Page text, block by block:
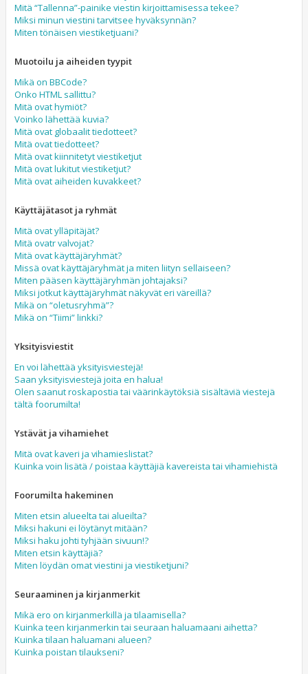
Mitä “Tallenna”-painike viestin kirjoittamisessa tekee?
Miksi minun viestini tarvitsee hyväksynnän?
Miten tönäisen viestiketjuani?
Muotoilu ja aiheiden tyypit
Mikä on BBCode?
Onko HTML sallittu?
Mitä ovat hymiöt?
Voinko lähettää kuvia?
Mitä ovat globaalit tiedotteet?
Mitä ovat tiedotteet?
Mitä ovat kiinnitetyt viestiketjut
Mitä ovat lukitut viestiketjut?
Mitä ovat aiheiden kuvakkeet?
Käyttäjätasot ja ryhmät
Mitä ovat ylläpitäjät?
Mitä ovatr valvojat?
Mitä ovat käyttäjäryhmät?
Missä ovat käyttäjäryhmät ja miten liityn sellaiseen?
Miten pääsen käyttäjäryhmän johtajaksi?
Miksi jotkut käyttäjäryhmät näkyvät eri väreillä?
Mikä on “oletusryhmä”?
Mikä on “Tiimi” linkki?
Yksityisviestit
En voi lähettää yksityisviestejä!
Saan yksityisviestejä joita en halua!
Olen saanut roskapostia tai väärinkäytöksiä sisältäviä viestejä
tältä foorumilta!
Ystävät ja vihamiehet
Mitä ovat kaveri ja vihamieslistat?
Kuinka voin lisätä / poistaa käyttäjiä kavereista tai vihamiehistä
Foorumilta hakeminen
Miten etsin alueelta tai alueilta?
Miksi hakuni ei löytänyt mitään?
Miksi haku johti tyhjään sivuun!?
Miten etsin käyttäjiä?
Miten löydän omat viestini ja viestiketjuni?
Seuraaminen ja kirjanmerkit
Mikä ero on kirjanmerkillä ja tilaamisella?
Kuinka teen kirjanmerkin tai seuraan haluamaani aihetta?
Kuinka tilaan haluamani alueen?
Kuinka poistan tilaukseni?